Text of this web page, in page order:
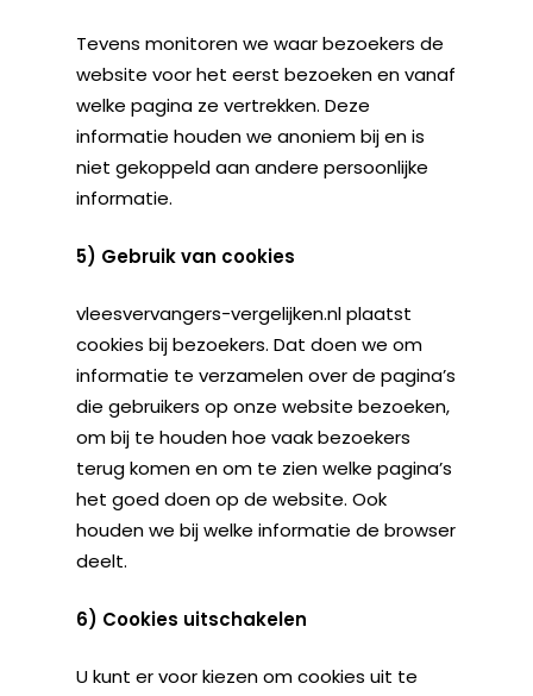
Tevens monitoren we waar bezoekers de
website voor het eerst bezoeken en vanaf
welke pagina ze vertrekken. Deze
informatie houden we anoniem bij en is
niet gekoppeld aan andere persoonlijke
informatie.
5) Gebruik van cookies
vleesvervangers-vergelijken.nl plaatst
cookies bij bezoekers. Dat doen we om
informatie te verzamelen over de pagina’s
die gebruikers op onze website bezoeken,
om bij te houden hoe vaak bezoekers
terug komen en om te zien welke pagina’s
het goed doen op de website. Ook
houden we bij welke informatie de browser
deelt.
6) Cookies uitschakelen
U kunt er voor kiezen om cookies uit te